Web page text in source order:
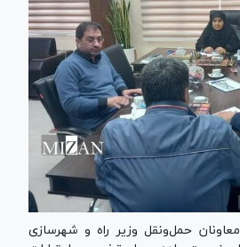
حمل‌ونقل وزیر راه و شهرسازی